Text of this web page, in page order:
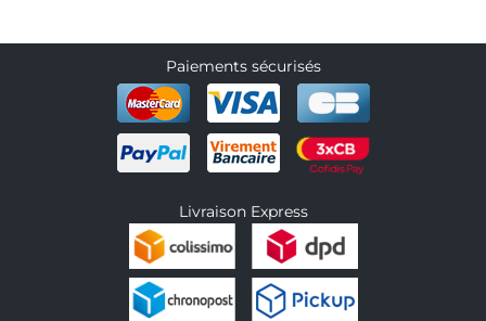
Paiements sécurisés
Livraison Express